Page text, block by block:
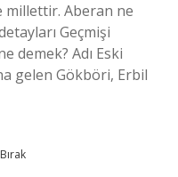
Aberan ne
Geçmişi
demek? Adı Eski
gelen Gökböri, Erbil